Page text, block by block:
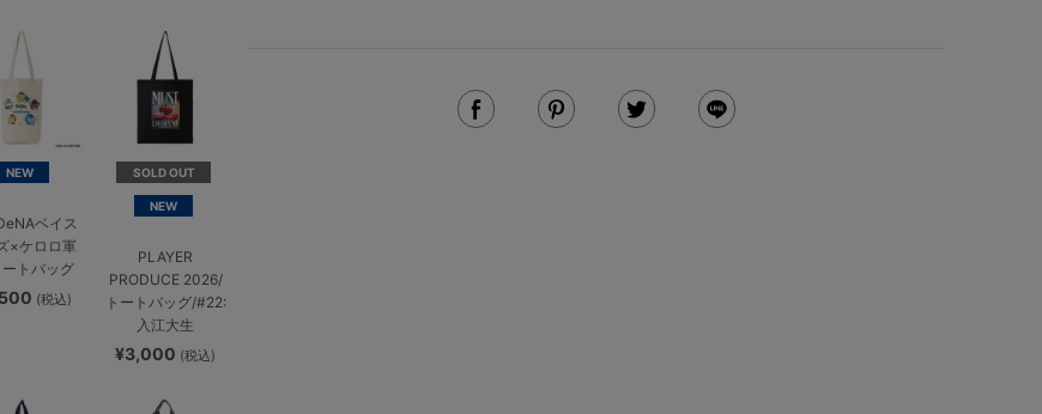
NEW
ベイス
×ケロロ軍
トバッグ
(税込)
SOLD OUT
NEW
PLAYER
PRODUCE 2026/
トートバッグ/#22:
入江大生
¥3,000 (税込)